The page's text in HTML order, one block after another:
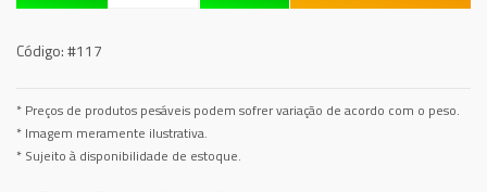
Código:#117
* Preços de produtos pesáveis podem sofrer variação de acordo com o peso.
* Imagem meramente ilustrativa.
* Sujeito à disponibilidade de estoque.